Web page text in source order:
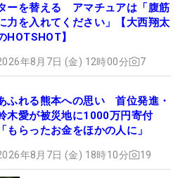
ーを替える アマチュアは「腹筋
力を入れてください」【大西翔太
HOTSHOT】
年8月7日 (金) 12時00分 7
ふれる熊本への思い 首位発進・
木愛が被災地に1000万円寄付
「もらったお金をほかの人に」
年8月7日 (金) 18時10分 19